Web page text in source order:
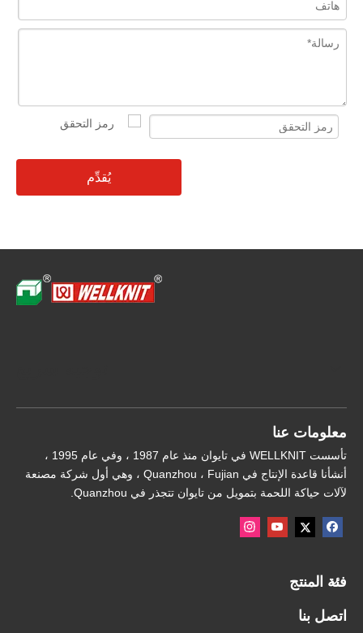
يُقدِّم
معلومات عنا
تأسست WELLKNIT في تايوان منذ عام 1987 ، وفي عام 1995 ،
أنشأنا قاعدة الإنتاج في Quanzhou ، Fujian ، وهي أول شركة مصنعة
لآلات حياكة اللحمة بتمويل من تايوان تتجذر في Quanzhou.
فئة المنتج
اتصل بنا